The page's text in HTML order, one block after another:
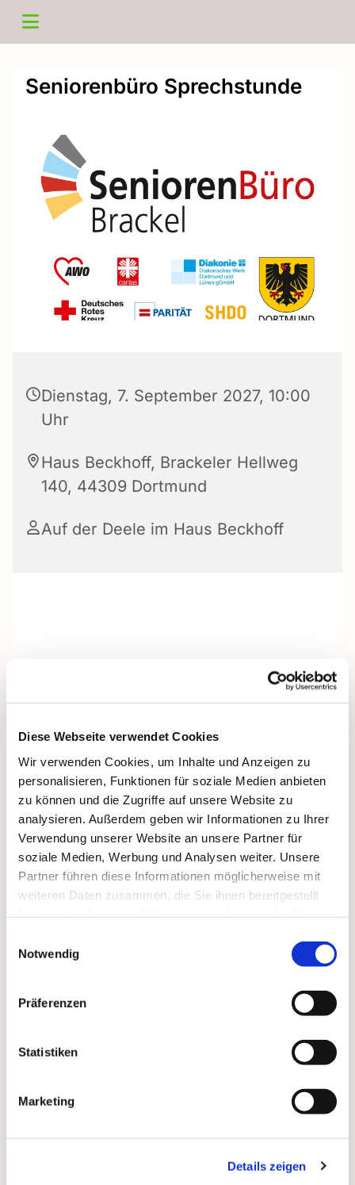
Diese Webseite verwendet Cookies
Wir verwenden Cookies, um Inhalte und Anzeigen zu
personalisieren, Funktionen für soziale Medien anbieten
zu können und die Zugriffe auf unsere Website zu
analysieren. Außerdem geben wir Informationen zu Ihrer
Verwendung unserer Website an unsere Partner für
soziale Medien, Werbung und Analysen weiter. Unsere
Partner führen diese Informationen möglicherweise mit
weiteren Daten zusammen, die Sie ihnen bereitgestellt
Notwendig
Präferenzen
Statistiken
Marketing
Details zeigen
Seniorenbüro Sprechstunde
Dienstag, 7. September 2027, 10:00
Uhr
Haus Beckhoff, Brackeler Hellweg
140, 44309 Dortmund
Auf der Deele im Haus Beckhoff